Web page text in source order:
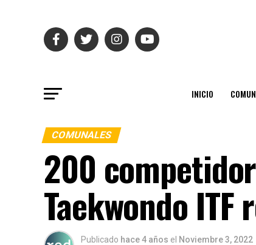
INICIO
COMUNALES
200
Taekwondo
Publicado hace 4 años el Noviembre 3, 2022